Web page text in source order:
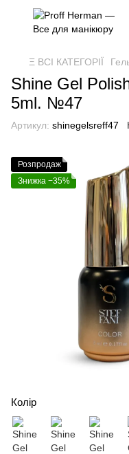
Ξ ВСІ КАТЕГОРІЇ
Shine Gel
5ml. №47
Артикул: shinegelsreff47
Розпродаж
Знижка −35%
Колір